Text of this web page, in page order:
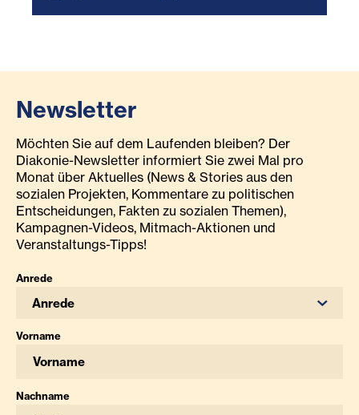
Newsletter
Möchten Sie auf dem Laufenden bleiben? Der
Diakonie-Newsletter informiert Sie zwei Mal pro
Monat über Aktuelles (News & Stories aus den
sozialen Projekten, Kommentare zu politischen
Entscheidungen, Fakten zu sozialen Themen),
Kampagnen-Videos, Mitmach-Aktionen und
Veranstaltungs-Tipps!
Anrede
Anrede
Vorname
Nachname